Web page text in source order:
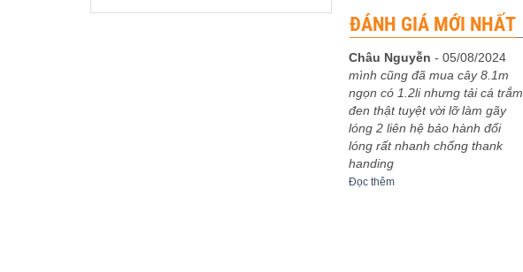
ĐÁNH GIÁ MỚI NHẤT
Châu Nguyễn -05/08/2024
mình cũng đã mua cây 8.1m
ngọn có 1.2li nhưng tải cá trắm
đen thật tuyệt vời lỡ làm gãy
lóng 2 liên hệ bảo hành đổi
lóng rất nhanh chống thank
handing
Đọc thêm